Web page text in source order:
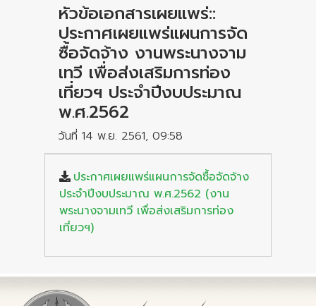
หัวข้อเอกสารเผยแพร่::
ประกาศเผยแพร่แผนการจัด
ซื้อจัดจ้าง งานพระนางจาม
เทวี เพื่อส่งเสริมการท่อง
เที่ยวฯ ประจำปีงบประมาณ
พ.ศ.2562
วันที่ 14 พ.ย. 2561, 09:58
ประกาศเผยแพร่แผนการจัดซื้อจัดจ้าง
ประจำปีงบประมาณ พ.ศ.2562 (งาน
พระนางจามเทวี เพื่อส่งเสริมการท่อง
เที่ยวฯ)